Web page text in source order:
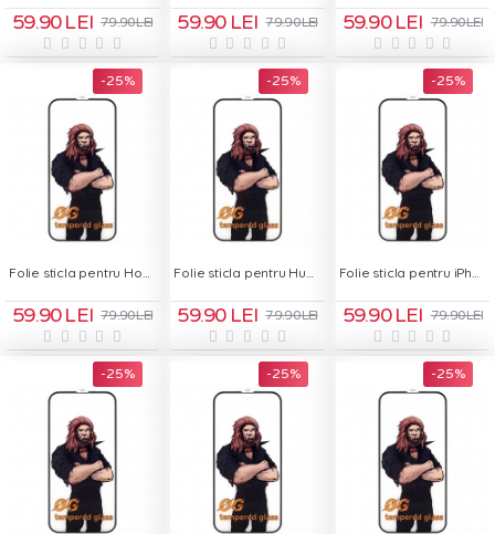
59.90 LEI 79.90 LEI 59.90 LEI 79.90 LEI 59.90 LEI 79.90 LEI
-25 %
Folie sticla pentru Honor X5C Plus - OG Green Glass
59.90 LEI 79.90 LEI
-25 %
Folie sticla pentru Huawei Nova 9 SE - OG Green Glass
59.90 LEI 79.90 LEI
-25 %
Folie sticla pentru iPhone 11 - OG Green Glass
59.90 LEI 79.90 LEI
-25 % -25 % -25 %